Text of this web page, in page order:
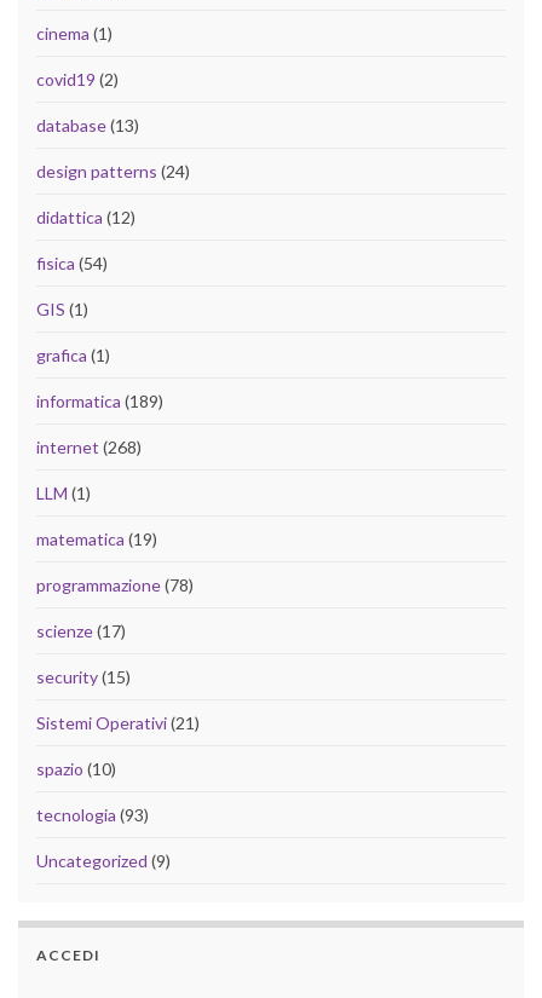
cinema (1)
covid19 (2)
database(13)
design patterns (24)
didattica (12)
fisica (54)
GIS (1)
grafica (1)
informatica (189)
internet (268)
LLM (1)
matematica (19)
programmazione(78)
scienze(17)
security(15)
Sistemi Operativi(21)
spazio (10)
tecnologia (93)
Uncategorized (9)
ACCEDI